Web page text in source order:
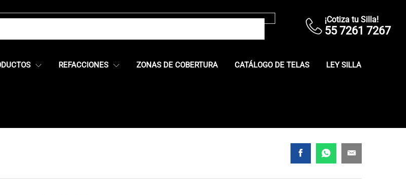
¡Cotiza tu Silla!
55 7261 7267
REFACCIONES ZONAS DE COBERTURA CATÁLOGO DE TELAS LEY SILLA